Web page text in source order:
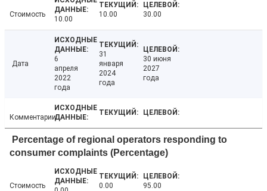
Стоимость
10.00
10.00 30.00
Дата
6
апреля
2022
года
31
января
2024
года
30 июня
2027
года
Комментарии
Percentage of regional operators responding to
consumer complaints (Percentage)
Стоимость 0.00 95.00